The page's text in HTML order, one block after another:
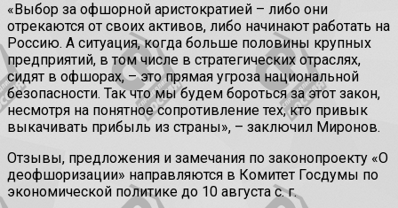
«Выбор за офшорной аристократией – либо они
отрекаются от своих активов, либо начинают работать на
Россию. А ситуация, когда больше половины крупных
предприятий, в том числе в стратегических отраслях,
сидят в офшорах, – это прямая угроза национальной
безопасности. Так что мы будем бороться за этот закон,
несмотря на понятное сопротивление тех, кто привык
выкачивать прибыль из страны», – заключил Миронов.
Отзывы, предложения и замечания по законопроекту «О
деофшоризации» направляются в Комитет Госдумы по
экономической политике до 10 августа с. г.